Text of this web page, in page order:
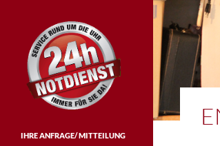
IHRE ANFRAGE/ MITTEILUNG